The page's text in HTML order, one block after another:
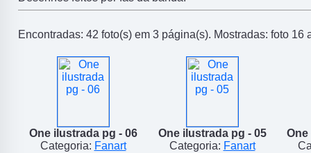
Encontradas: 42 foto(s) em 3 página(s). Mostradas: foto 16
One ilustrada pg - 06
Categoria: Fanart
One ilustrada pg - 05
Categoria: Fanart
One